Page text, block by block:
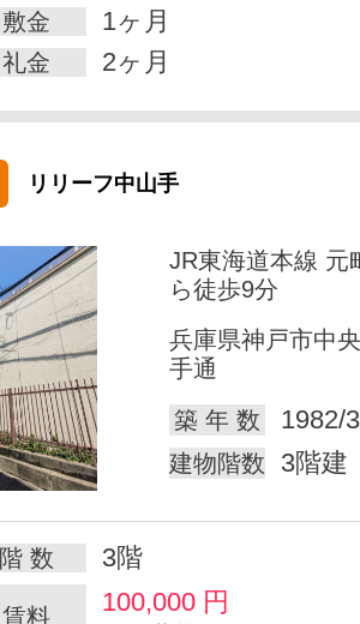
敷金 1ヶ月
礼金 2ヶ月
リリーフ中山手
JR東海道本線 元
ら徒歩9分
兵庫県神戸市中
手通
築 年 数
1982/
建物階数 3階建
階 数 3階
賃料 100,000 円